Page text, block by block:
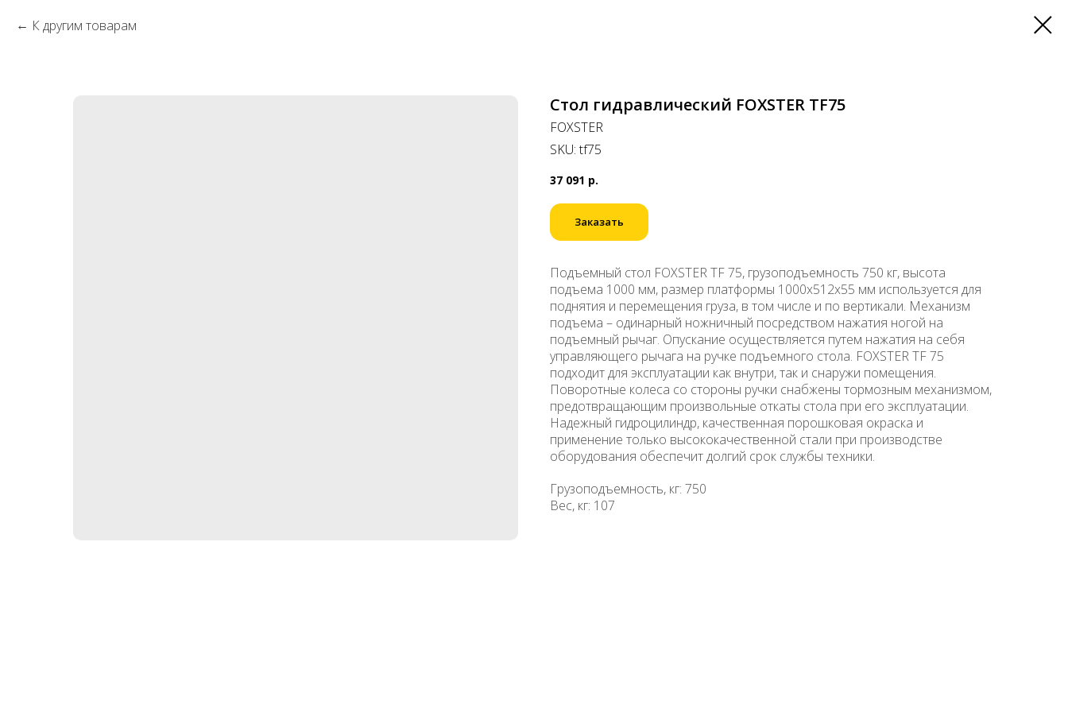
К другим товарам
Стол гидравлический FOXSTER TF75
FOXSTER
SKU:tf75
37 091 р.
Заказать
Подъемный стол FOXSTER TF 75, грузоподъемность 750 кг, высота
подъема 1000 мм, размер платформы 1000x512х55 мм используется для
поднятия и перемещения груза, в том числе и по вертикали. Механизм
подъема – одинарный ножничный посредством нажатия ногой на
подъемный рычаг. Опускание осуществляется путем нажатия на себя
управляющего рычага на ручке подъемного стола. FOXSTER TF 75
подходит для эксплуатации как внутри, так и снаружи помещения.
Поворотные колеса со стороны ручки снабжены тормозным механизмом,
предотвращающим произвольные откаты стола при его эксплуатации.
Надежный гидроцилиндр, качественная порошковая окраска и
применение только высококачественной стали при производстве
оборудования обеспечит долгий срок службы техники.
Грузоподъемность, кг: 750
Вес, кг: 107